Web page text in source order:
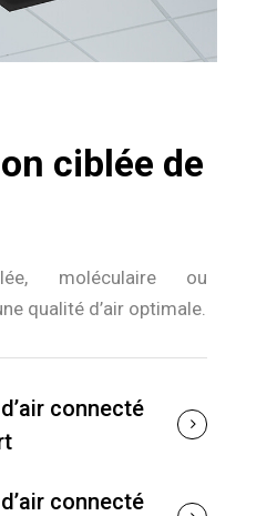
ciblée de
moléculaire ou
qualité d’air optimale.
connecté
connecté